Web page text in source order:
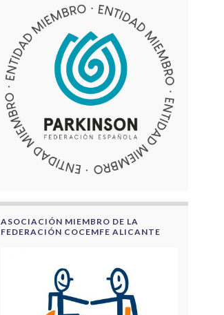
ASOCIACIÓN MIEMBRO DE LA
FEDERACIÓN COCEMFE ALICANTE